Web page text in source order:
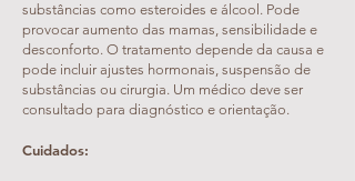
substâncias como esteroides e álcool. Pode
provocar aumento das mamas, sensibilidade e
desconforto. O tratamento depende da causa e
pode incluir ajustes hormonais, suspensão de
substâncias ou cirurgia. Um médico deve ser
consultado para diagnóstico e orientação.
Cuidados: